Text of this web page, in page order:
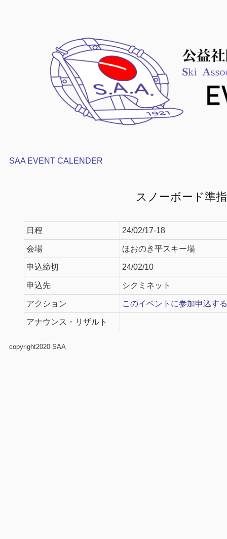
SAA EVENT CALENDER
スノーボード準
日程 24/02/17-18
会場 ほおのき平スキー場
申込締切 24/02/10
申込先 シクミネット
アクション このイベントに参加申込す
アナウンス・リザルト
copyright2020 SAA